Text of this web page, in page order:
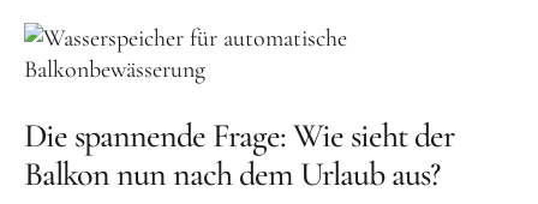
Die spannende Frage: Wie sieht der
Balkon nun nach dem Urlaub aus?